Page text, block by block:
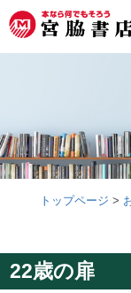
トップページ
22歳の扉